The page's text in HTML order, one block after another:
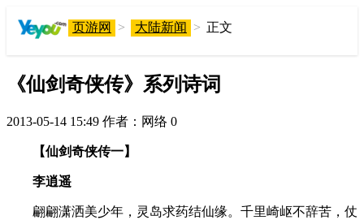
页游网 > 大陆新闻 > 正文
《仙剑奇侠传》系列诗词
2013-05-14 15:49 作者：网络 0
【仙剑奇侠传一】
李逍遥
翩翩潇洒美少年，灵岛求药结仙缘。千里崎岖不辞苦，仗